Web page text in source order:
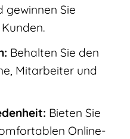
Sie
Behalten Sie den
Mitarbeiter und
Bieten Sie
Online-